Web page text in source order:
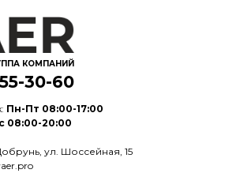
30-60
Пн-Пт 08:00-17:00
08:00-20:00
ул. Шоссейная, 15
КОМПАНИЙ